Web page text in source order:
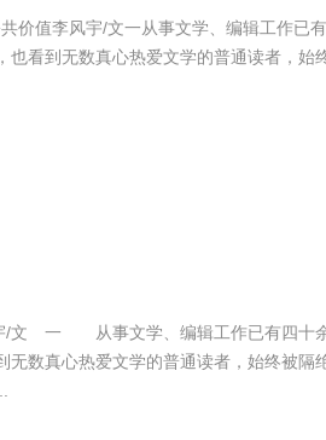
共价值李风宇/文一从事文学、编辑工作已
也看到无数真心热爱文学的普通读者，始
一 从事文学、编辑工作已有四十余
无数真心热爱文学的普通读者，始终被隔